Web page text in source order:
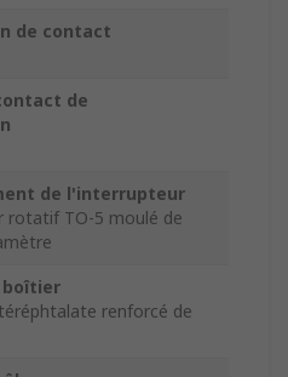
de contact
de
de l'interrupteur
rotatif TO-5 moulé de
boîtier
renforcé de